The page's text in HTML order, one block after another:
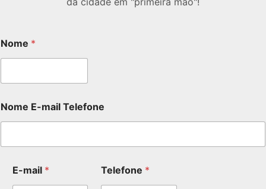
Nome *
Nome E-mail Telefone
E-mail * Telefone *